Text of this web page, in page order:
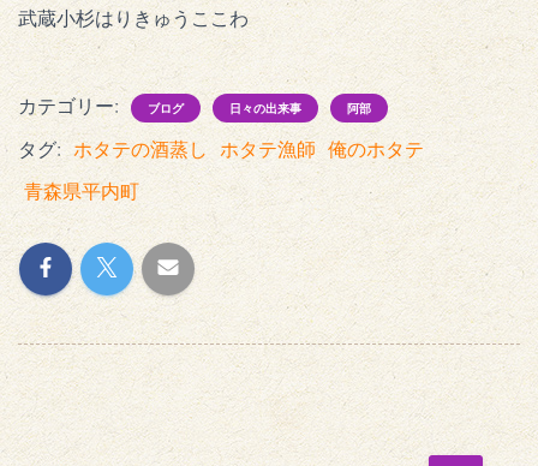
武蔵小杉はりきゅうここわ
カテゴリー: ブログ 日々の出来事 阿部
タグ: ホタテの酒蒸し ホタテ漁師 俺のホタテ
青森県平内町